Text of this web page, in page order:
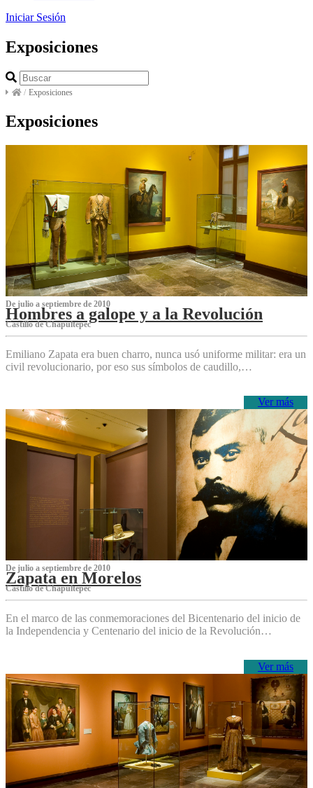
Iniciar Sesión
Exposiciones
/ Exposiciones
Exposiciones
De julio a septiembre de 2010
Hombres a galope y a la Revolución
Castillo de Chapultepec
Emiliano Zapata era buen charro, nunca usó uniforme militar: era un
civil revolucionario, por eso sus símbolos de caudillo,…
Ver más
De julio a septiembre de 2010
Zapata en Morelos
Castillo de Chapultepec
En el marco de las conmemoraciones del Bicentenario del inicio de
la Independencia y Centenario del inicio de la Revolución…
Ver más